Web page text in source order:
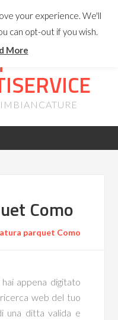
Milano
Como
parquet Como
appena digitato
web del tuo
una ditta valida e
your experience. We'll
can opt-out if you wish.
More